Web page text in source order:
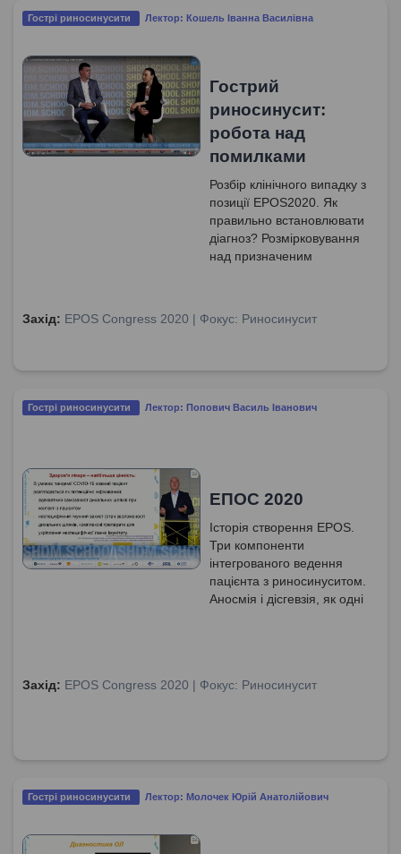
Гострі риносинусити Лектор: Кошель Іванна Василівна
Гострий
риносинусит:
робота над
помилками
Розбір клінічного випадку з
позиції EPOS2020. Як
правильно встановлювати
діагноз? Розмірковування
над призначеним
Захід: EPOS Congress 2020 | Фокус: Риносинусит
Гострі риносинусити Лектор: Попович Василь Іванович
ЕПОС 2020
Історія створення EPOS.
Три компоненти
інтегрованого ведення
пацієнта з риносинуситом.
Аносмія і дісгевзія, як одні
Захід: EPOS Congress 2020 | Фокус: Риносинусит
Гострі риносинусити Лектор: Молочек Юрій Анатолійович